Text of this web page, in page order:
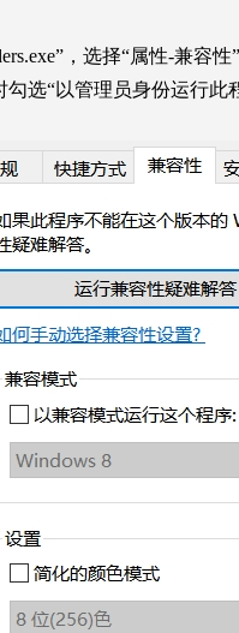
.exe”，选择“属性-兼容
选“以管理员身份运行此